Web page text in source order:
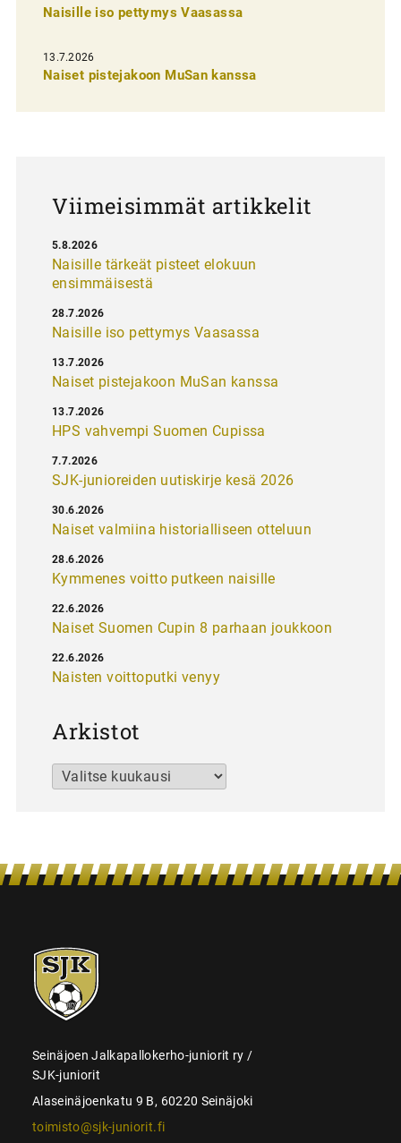
s
e
l
Naisille iso pettymys Vaasassa
13.7.2026
Naiset pistejakoon MuSan kanssa
Viimeisimmät artikkelit
Naisille tärkeät pisteet elokuun
ensimmäisestä
5.8.2026
Naisille iso pettymys Vaasassa
28.7.2026
Naiset pistejakoon MuSan kanssa
13.7.2026
HPS vahvempi Suomen Cupissa
13.7.2026
SJK-junioreiden uutiskirje kesä 2026
7.7.2026
Naiset valmiina historialliseen otteluun
30.6.2026
Kymmenes voitto putkeen naisille
28.6.2026
Naiset Suomen Cupin 8 parhaan joukkoon
22.6.2026
Naisten voittoputki venyy
22.6.2026
Arkistot
Arkistot
SJK-
juniorit
Seinäjoen Jalkapallokerho-juniorit ry /
SJK-juniorit
Alaseinäjoenkatu 9 B, 60220 Seinäjoki
toimisto@sjk-juniorit.fi